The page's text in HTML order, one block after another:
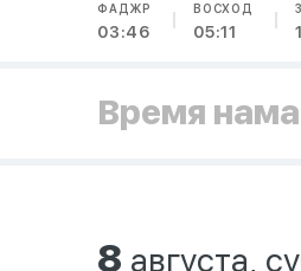
ФАДЖР
03:46
ВОСХОД
05:11
Время
8 августа,